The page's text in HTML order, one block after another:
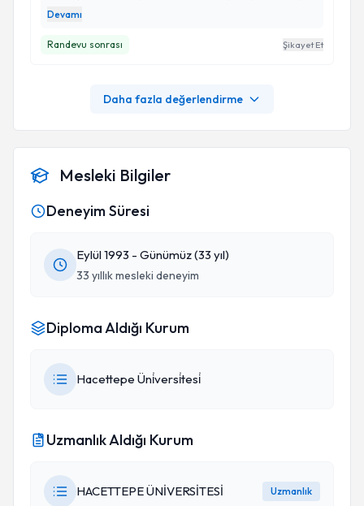
and gentle in his behavior. His detailed and
Devamı
Randevu sonrası Şikayet Et
Daha fazla değerlendirme
Mesleki Bilgiler
Deneyim Süresi
Eylül 1993 - Günümüz (33 yıl)
33 yıllık mesleki deneyim
Diploma Aldığı Kurum
Hacettepe Üni̇versi̇tesi̇
Uzmanlık Aldığı Kurum
HACETTEPE ÜNİVERSİTESİ Uzmanlık